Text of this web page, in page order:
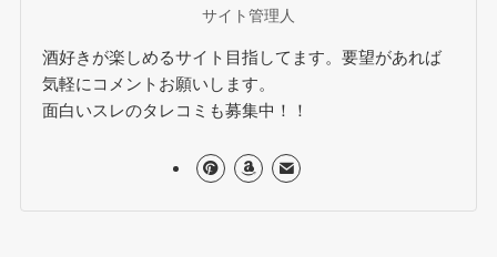
サイト管理人
酒好きが楽しめるサイト目指してます。要望があれば
気軽にコメントお願いします。
面白いスレのタレコミも募集中！！